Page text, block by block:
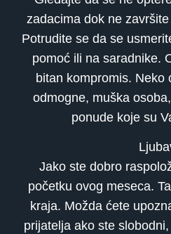
zadacima dok ne
Potrudite se da se
pomoć ili na saradnike.
bitan kompromis. Neko
odmogne, muška
ponude koje su
Jako ste dobro
početku ovog meseca.
kraja. Možda ćete
prijatelja ako ste